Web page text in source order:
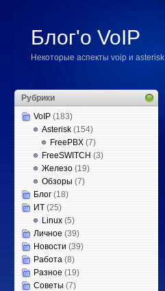
Блог'о VoIP
Некоторые аспекты voip и asterisk
Рубрики
VoIP (183)
Asterisk (154)
FreePBX (7)
FreeSWITCH (3)
Железо (19)
Обзоры (7)
Блог (18)
ИТ (25)
Linux (5)
Личное (39)
Новости (39)
Работа (8)
Разное (19)
Советы (7)